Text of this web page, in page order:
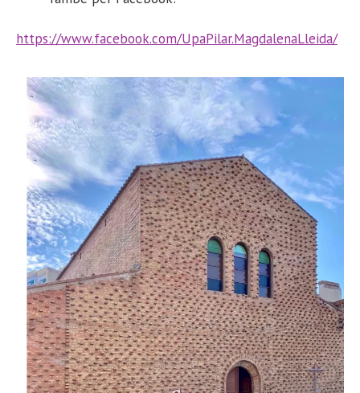
https://www.facebook.com/UpaPilar.MagdalenaLleida/